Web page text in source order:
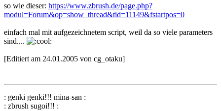
so wie dieser: https://www.zbrush.de/page.php?
modul=Forum&op=show_thread&tid=11149&fstartpos=0
einfach mal mit aufgezeichnetem script, weil da so viele parameters
sind....
[Editiert am 24.01.2005 von cg_otaku]
: genki genki!!! mina-san :
: zbrush sugoi!!! :